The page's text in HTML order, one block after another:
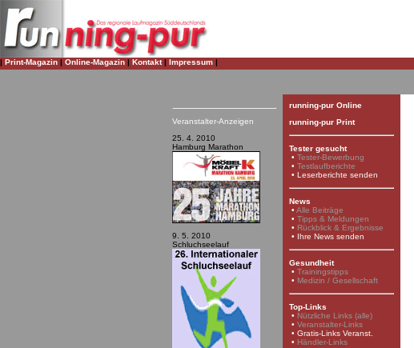
| Print-Magazin | Online-Magazin | Kontakt| Impressum |
Veranstalter-Anzeigen
25. 4. 2010
Hamburg Marathon
9. 5. 2010
Schluchseelauf
running-pur Online
running-pur Print
Tester gesucht
• Tester-Bewerbung
• Testlaufberichte
• Leserberichte senden
News
• Alle Beiträge
• Tipps & Meldungen
• Rückblick & Ergebnisse
• Ihre News senden
Gesundheit
• Trainingstipps
• Medizin / Gesellschaft
Top-Links
• Nützliche Links (alle)
• Veranstalter-Links
• Gratis-Links Veranst.
• Händler-Links